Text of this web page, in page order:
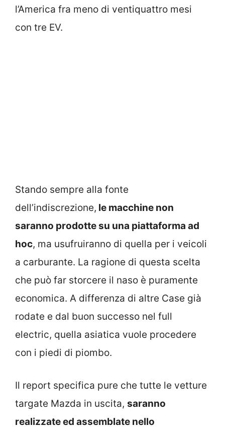
l’America fra meno di ventiquattro mesi
con tre EV.
Stando sempre alla fonte
dell’indiscrezione, le macchine non
saranno prodotte su una piattaforma ad
hoc, ma usufruiranno di quella per i veicoli
a carburante. La ragione di questa scelta
che può far storcere il naso è puramente
economica. A differenza di altre Case già
rodate e dal buon successo nel full
electric, quella asiatica vuole procedere
con i piedi di piombo.
Il report specifica pure che tutte le vetture
targate Mazda in uscita, saranno
realizzate ed assemblate nello